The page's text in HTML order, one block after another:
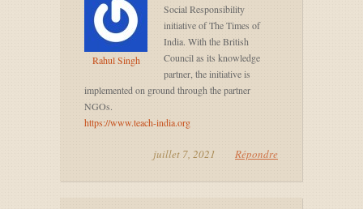
Rahul Singh
Social Responsibility
initiative of The Times of
India. With the British
Council as its knowledge
partner, the initiative is
implemented on ground through the partner
NGOs.
https://www.teach-india.org
juillet 7, 2021 Répondre